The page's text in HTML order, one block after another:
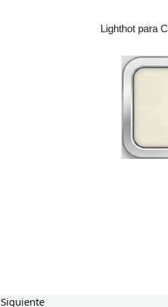
Lighthot para
Siguiente